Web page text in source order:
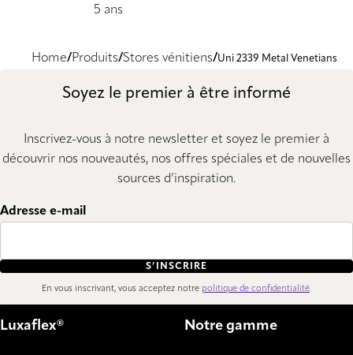
5 ans
Home Produits Stores vénitiens Uni 2339 Metal Venetians
Soyez le premier à être informé
Inscrivez-vous à notre newsletter et soyez le premier à
découvrir nos nouveautés, nos offres spéciales et de nouvelles
sources d’inspiration.
Adresse e-mail
S’INSCRIRE
En vous inscrivant, vous acceptez notre politique de confidentialité.
Luxaflex® Notre gamme